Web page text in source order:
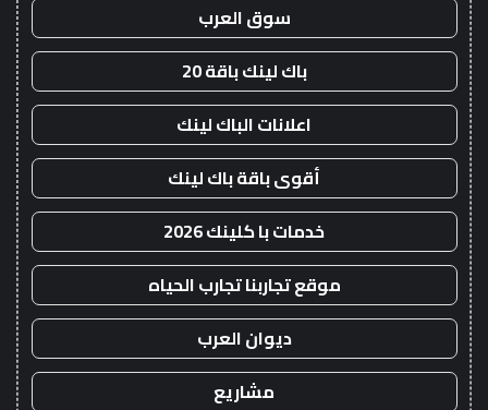
سوق العرب
باك لينك باقة 20
اعلانات الباك لينك
أقوى باقة باك لينك
خدمات با كلينك 2026
موقع تجاربنا تجارب الحياه
ديوان العرب
مشاريع